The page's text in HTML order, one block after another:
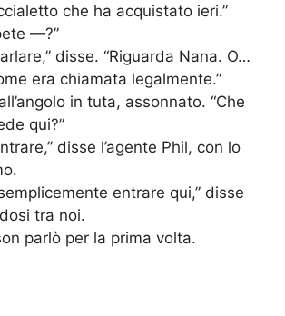
che ha acquistato ieri.”
—?”
disse. “Riguarda Nana. O…
era chiamata legalmente.”
in tuta, assonnato. “Che
qui?”
disse l’agente Phil, con lo
entrare qui,” disse
tra noi.
parlò per la prima volta.